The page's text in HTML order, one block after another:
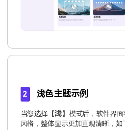
2 浅色主题示例
当您选择【浅】模式后，软件界
风格，整体显示更加直观清晰，如